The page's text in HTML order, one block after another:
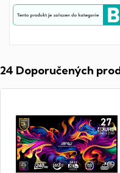
24 Doporučených